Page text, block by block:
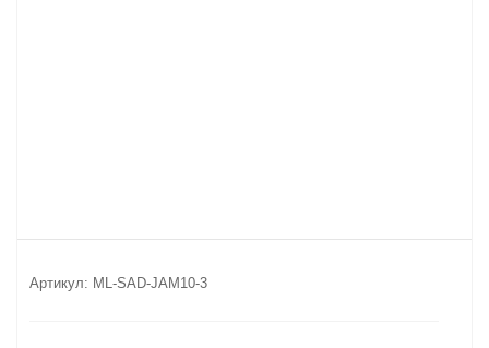
Артикул: ML-SAD-JAM10-3